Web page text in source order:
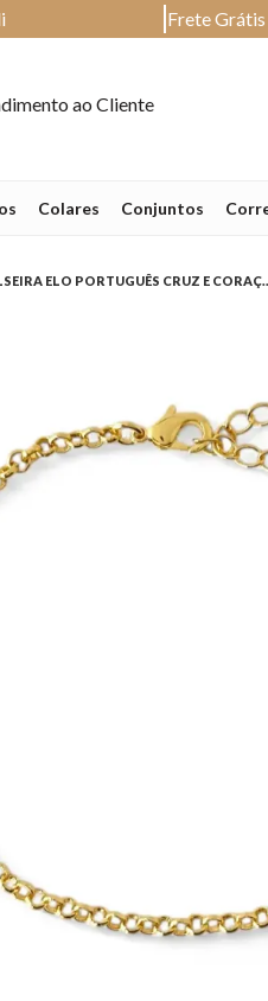
Frete
ao Cliente
Colares Conjuntos
ELO PORTUGUÊS CRUZ E